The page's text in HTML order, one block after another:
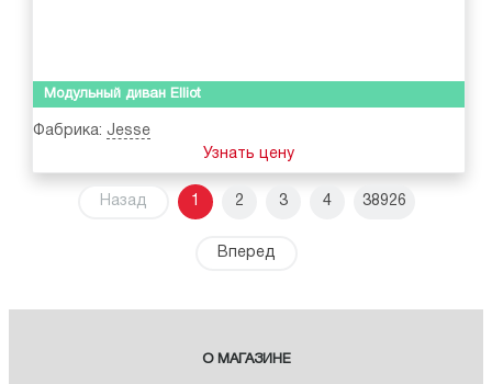
Модульный диван Elliot
Фабрика: Jesse
Узнать цену
Назад 1 2 3 4 38926
Вперед
О МАГАЗИНЕ